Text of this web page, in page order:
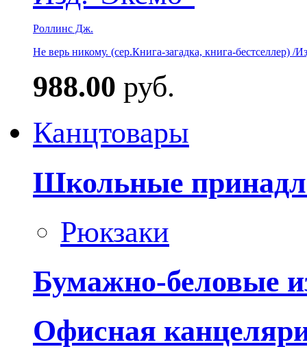
Роллинс Дж.
Не верь никому. (сер.Книга-загадка, книга-бестселлер) /
988.00 руб.
Канцтовары
Школьные
Рюкзаки
Бумажно-беловые
Офисная